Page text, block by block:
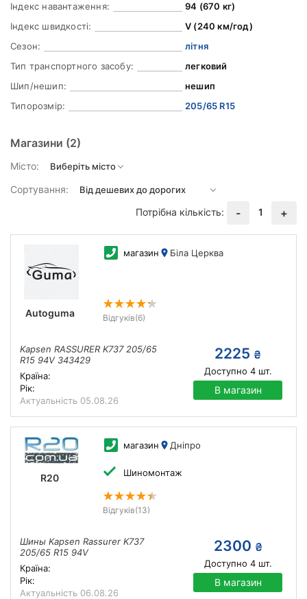
Індекс навантаження:
94 (670 кг)
Індекс швидкості:
V (240 км/год)
Сезон:
літня
Тип транспортного засобу:
легковий
Шип/нешип:
нешип
Типорозмір:
205/65 R15
Магазини (2)
Місто:
Сортування:
Потрібна кількість:
- 1 +
Autoguma
магазин Біла Церква
Відгуків(6)
Kapsen RASSURER K737 205/65
R15 94V 343429
Країна:
Рік:
Актуальність 05.08.26
2225 ₴
Доступно 4шт.
В магазин
R20
магазин Дніпро
Шиномонтаж
Відгуків(13)
Шины Kapsen Rassurer K737
205/65 R15 94V
Країна:
Рік:
Актуальність 06.08.26
2300 ₴
Доступно 4шт.
В магазин